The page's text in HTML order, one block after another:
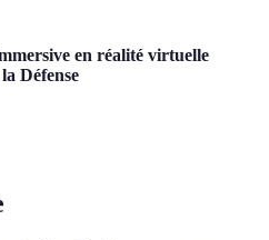
en réalité virtuelle
Défense